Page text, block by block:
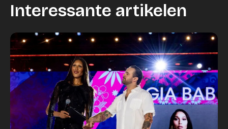
Interessante artikelen